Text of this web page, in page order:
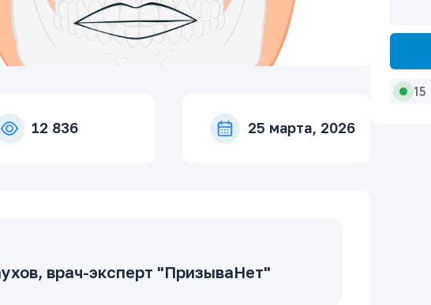
12 836 25 марта, 2026
врач-эксперт "ПризываНет"
15